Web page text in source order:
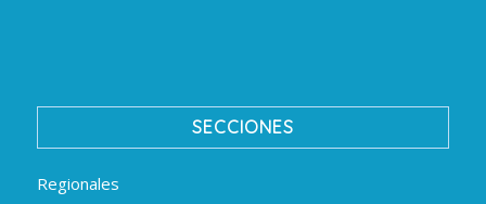
SECCIONES
Regionales